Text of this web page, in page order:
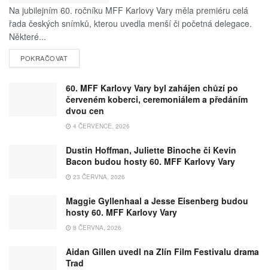
Na jubilejním 60. ročníku MFF Karlovy Vary měla premiéru celá
řada českých snímků, kterou uvedla menší či početná delegace.
Některé...
POKRAČOVAT
60. MFF Karlovy Vary byl zahájen chůzí po
červeném koberci, ceremoniálem a předáním
dvou cen
4 ČERVENCE, 2026
Dustin Hoffman, Juliette Binoche či Kevin
Bacon budou hosty 60. MFF Karlovy Vary
23 ČERVNA, 2026
Maggie Gyllenhaal a Jesse Eisenberg budou
hosty 60. MFF Karlovy Vary
8 ČERVNA, 2026
Aidan Gillen uvedl na Zlín Film Festivalu drama
Trad